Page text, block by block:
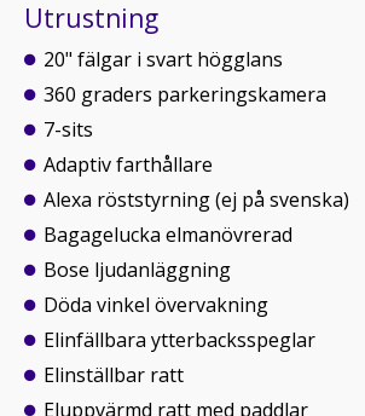
Utrustning
20" fälgar i svart högglans
360 graders park­er­ing­skam­era
7-sits
Adaptiv farthållare
Alexa röststyrning (ej på svenska)
Bagagelucka elmanövrerad
Bose ljudanläggning
Döda vinkel övervakning
Elinfällbara ytterbacksspeglar
Elinställbar ratt
Eluppvärmd ratt med paddlar